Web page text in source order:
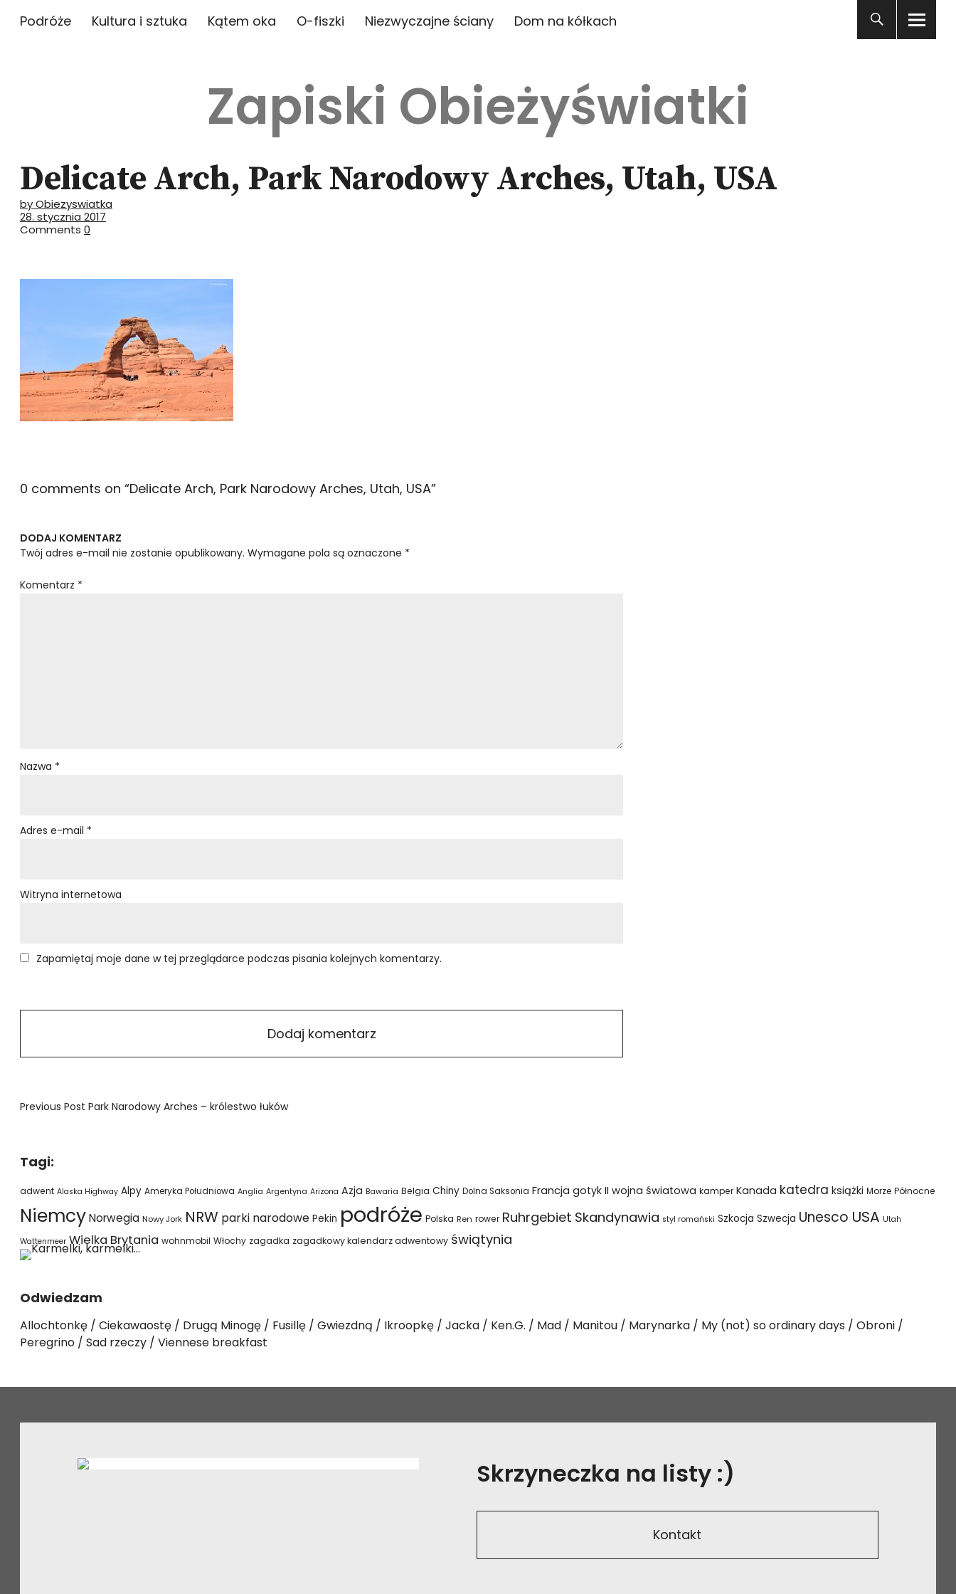
Podróże Kultura i sztuka Kątem oka O-fiszki Niezwyczajne ściany Dom na kółkach
Zapiski Obieżyświatki
Delicate Arch, Park Narodowy Arches, Utah, USA
by Obiezyswiatka
28. stycznia 2017
Comments 0
0 comments on “Delicate Arch, Park Narodowy Arches, Utah, USA”
DODAJ KOMENTARZ
Twój adres e-mail nie zostanie opublikowany. Wymagane pola są oznaczone *
Komentarz *
Nazwa *
Adres e-mail *
Witryna internetowa
Zapamiętaj moje dane w tej przeglądarce podczas pisania kolejnych komentarzy.
Previous Post Park Narodowy Arches – królestwo łuków
Tagi:
adwent Alaska Highway Alpy Ameryka Południowa Anglia Argentyna Arizona Azja Bawaria Belgia Chiny Dolna Saksonia Francja gotyk II wojna światowa kamper Kanada katedra książki Morze Północne
NiemcyNorwegia Nowy Jork NRW parki narodowe Pekin podróże Polska Ren rower Ruhrgebiet Skandynawia styl romański Szkocja Szwecja Unesco USA Utah
Wattenmeer Wielka Brytania wohnmobil Włochy zagadka zagadkowy kalendarz adwentowy świątynia
Odwiedzam
Allochtonkę Ciekawaostę Drugą Minogę Fusillę Gwiezdną Ikroopkę Jacka Ken.G. Mad Manitou Marynarka My (not) so ordinary days
Obroni
Peregrino
Sad rzeczy Viennese breakfast
Skrzyneczka na listy :)
Kontakt